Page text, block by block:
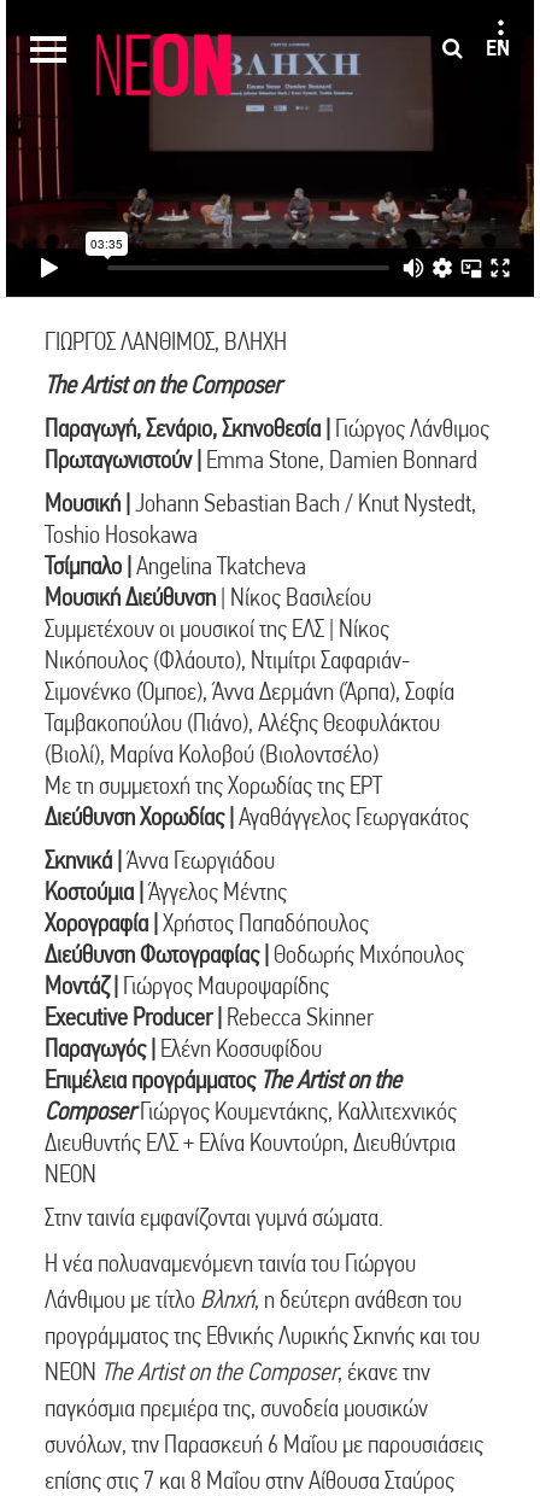
EN
ΓΙΩΡΓΟΣ ΛΑΝΘΙΜΟΣ, ΒΛΗΧΗ
The Artist on the Composer
Παραγωγή, Σενάριο, Σκηνοθεσία | Γιώργος Λάνθιμος
Πρωταγωνιστούν | Emma Stone, Damien Bonnard
Μουσική | Johann Sebastian Bach / Knut Nystedt,
Toshio Hosokawa
Τσίμπαλο |Angelina Tkatcheva
Μουσική Διεύθυνση | Νίκος Βασιλείου
Συμμετέχουν οι μουσικοί της ΕΛΣ | Νίκος
Νικόπουλος (Φλάουτο), Ντιμίτρι Σαφαριάν-
Σιμονένκο (Όμποε), Άννα Δερμάνη (Άρπα), Σοφία
Ταμβακοπούλου (Πιάνο), Αλέξης Θεοφυλάκτου
(Βιολί), Μαρίνα Κολοβού (Βιολοντσέλο)
Με τη συμμετοχή της Χορωδίας της ΕΡΤ
Διεύθυνση Χορωδίας |Αγαθάγγελος Γεωργακάτος
Σκηνικά |Άννα Γεωργιάδου
Κοστούμια |Άγγελος Μέντης
Χορογραφία |Χρήστος Παπαδόπουλος
Διεύθυνση Φωτογραφίας | Θοδωρής Μιχόπουλος
Μοντάζ | Γιώργος Μαυροψαρίδης
Executive Producer | Rebecca Skinner
Παραγωγός | Ελένη Κοσσυφίδου
Επιμέλεια προγράμματος The Artist on the
ComposerΓιώργος Κουμεντάκης, Καλλιτεχνικός
Διευθυντής ΕΛΣ + Ελίνα Κουντούρη, Διευθύντρια
ΝΕΟΝ
Στην ταινία εμφανίζονται γυμνά σώματα.
Η νέα πολυαναμενόμενη ταινία του Γιώργου
Λάνθιμου με τίτλο Βληχή, η δεύτερη ανάθεση του
προγράμματος της Εθνικής Λυρικής Σκηνής και του
ΝΕΟΝ TheArtiston the Composer, έκανε την
παγκόσμια πρεμιέρα της, συνοδεία μουσικών
συνόλων, την Παρασκευή 6 Μαΐου με παρουσιάσεις
επίσης στις 7 και 8 Μαΐου στην Αίθουσα Σταύρος